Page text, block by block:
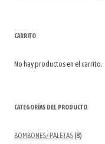
CARRITO
No hay productos en el carrito.
CATEGORÍAS DEL PRODUCTO
BOMBONES/ PALETAS(8)